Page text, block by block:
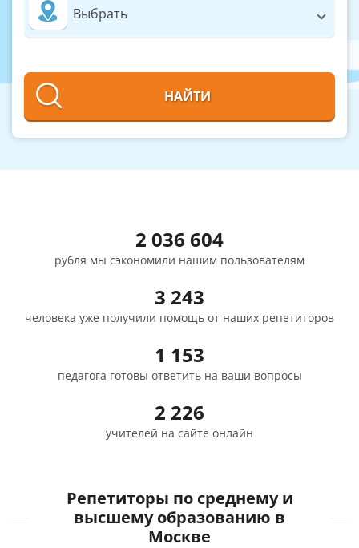
Выбрать
НАЙТИ
2 036 604
рубля мы сэкономили нашим пользователям
3 243
человека уже получили помощь от наших репетиторов
1 153
педагога готовы ответить на ваши вопросы
2 226
учителей на сайте онлайн
Репетиторы по среднему и
высшему образованию в
Москве